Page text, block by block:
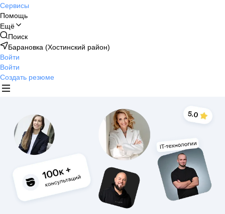
Сервисы
Помощь
Ещё
Поиск
Барановка (Хостинский район)
Войти
Войти
Создать резюме